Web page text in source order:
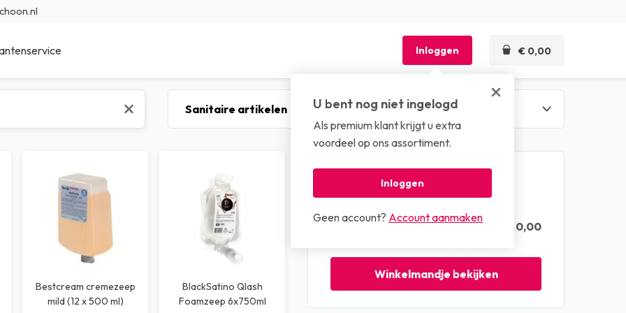
Sanitair reinigingsmiddelen
Specialistische reinigingsmiddelen
reinigingsmiddelen Voedings reinigingsmiddelen
reinigingsmiddelen Transport reinigingsmiddelen
middelen Waterbehandeling
Inloggen
U bent nog niet ingelogd
Als premium klant krijgt u extra
voordeel op ons assortiment.
Inloggen
Geen account? Account aanmaken
€ 0,00
Bestcream cremezeep
mild (12 x 500 ml)
BlackSatino Qlash
Foamzeep 6x750ml
Winkelmandje
Totaal (excl. btw) € 0,00
Winkelmandje bekijken